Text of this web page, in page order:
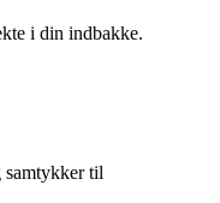
i din indbakke.
samtykker til